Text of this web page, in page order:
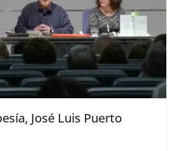
José Luis Puerto